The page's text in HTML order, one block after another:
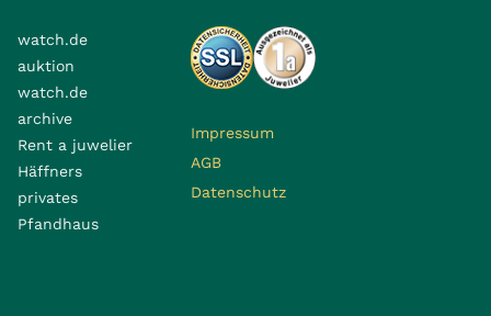
watch.de
auktion
watch.de
archive
Rent a juwelier
Häffners
privates
Pfandhaus
Impressum
AGB
Datenschutz